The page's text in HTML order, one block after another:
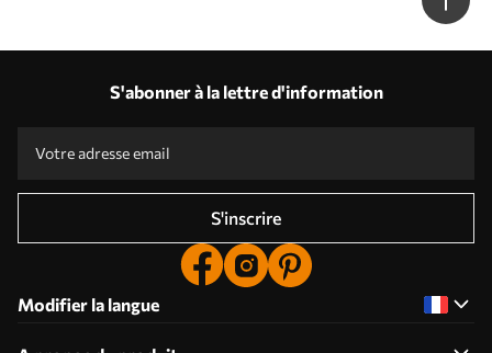
S'abonner à la lettre d'information
S'inscrire
Modifier la langue